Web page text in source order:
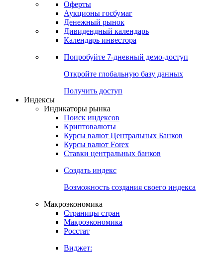
Оферты
Аукционы госбумаг
Денежный рынок
Дивидендный календарь
Календарь инвестора
Попробуйте 7-дневный демо-доступ
Откройте глобальную базу данных
Получить доступ
Индексы
Индикаторы рынка
Поиск индексов
Криптовалюты
Курсы валют Центральных Банков
Курсы валют Forex
Ставки центральных банков
Создать индекс
Возможность создания своего индекса
Макроэкономика
Страницы стран
Макроэкономика
Росстат
Виджет: